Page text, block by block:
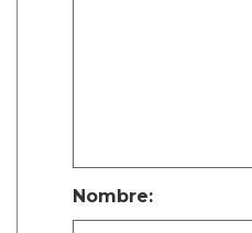
Nombre: